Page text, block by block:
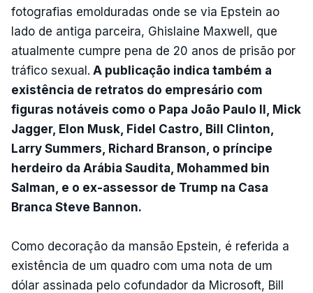
fotografias emolduradas onde se via Epstein ao
lado de antiga parceira, Ghislaine Maxwell, que
atualmente cumpre pena de 20 anos de prisão por
tráfico sexual. A publicação indica também a
existência de retratos do empresário com
figuras notáveis como o Papa João Paulo II, Mick
Jagger, Elon Musk, Fidel Castro, Bill Clinton,
Larry Summers, Richard Branson, o príncipe
herdeiro da Arábia Saudita, Mohammed bin
Salman, e o ex-assessor de Trump na Casa
Branca Steve Bannon.
Como decoração da mansão Epstein, é referida a
existência de um quadro com uma nota de um
dólar assinada pelo cofundador da Microsoft, Bill